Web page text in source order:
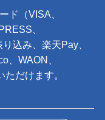
ド（VISA、
、
込み、楽天Pay、
、WAON、
だけます。